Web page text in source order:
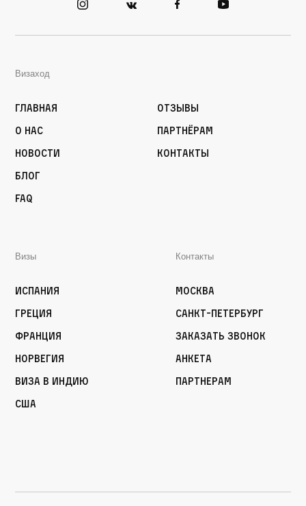
Визаход
Главная
О нас
Новости
Блог
FAQ
Отзывы
Партнёрам
Контакты
Визы
Испания
Греция
Франция
Норвегия
Виза в Индию
США
Контакты
Москва
Санкт-Петербург
Заказать звонок
Анкета
Партнерам